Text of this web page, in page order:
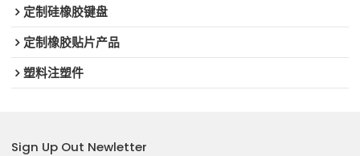
定制硅橡胶键盘
定制橡胶贴片产品
塑料注塑件
Sign Up Out Newletter